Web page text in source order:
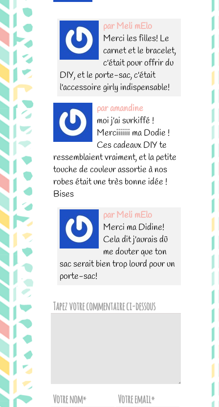
par Meli mElo
Merci les filles! Le
carnet et le bracelet,
c'était pour offrir du
DIY, et le porte-sac, c'était
l'accessoire girly indispensable!
par amandine
moi j'ai surkiffé !
Merciiiiiii ma Dodie !
Ces cadeaux DIY te
ressemblaient vraiment, et la petite
touche de couleur assortie à nos
robes était une très bonne idée !
Bises
par Meli mElo
Merci ma Didine!
Cela dit j'aurais dû
me douter que ton
sac serait bien trop lourd pour un
porte-sac!
Tapez votre commentaire ci-dessous
Votre nom* Votre email*